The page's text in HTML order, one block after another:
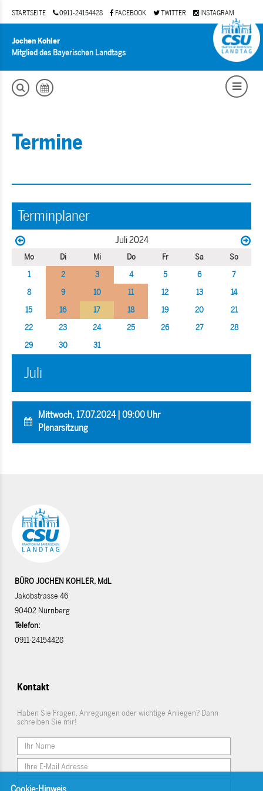
STARTSEITE 0911-24154428 FACEBOOK TWITTER INSTAGRAM
Jochen Kohler
Mitglied des Bayerischen Landtags
Termine
Terminplaner
Juli 2024
Mo Di Mi Do Fr Sa
So
1
2 3 4 5 6
7
8
9 10 11 12 13
14
15
16 17 18 19 20
21
22
23 24 25 26 27
28
29
30 31
Juli
Mittwoch, 17.07.2024 | 09:00 Uhr
Plenarsitzung
BÜRO JOCHEN KOHLER, MdL
Jakobstrasse 46
90402 Nürnberg
Telefon:
0911-24154428
Kontakt
Haben Sie Fragen, Anregungen oder wichtige Anliegen? Dann
schreiben Sie mir!